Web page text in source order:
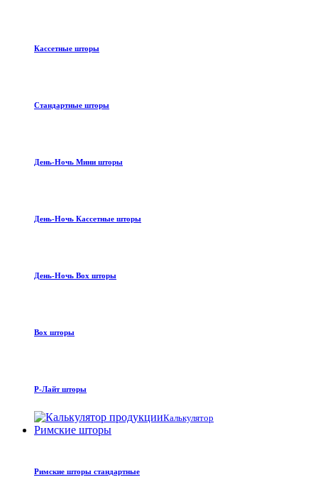
Кассетные шторы
Стандартные шторы
День-Ночь Мини шторы
День-Ночь Кассетные шторы
День-Ночь Box шторы
Box шторы
Р-Лайт шторы
Калькулятор
Римские шторы
Римские шторы стандартные